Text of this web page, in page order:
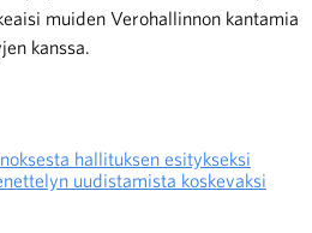
muiden Verohallinnon kantamia
kanssa.
hallituksen esitykseksi
uudistamista koskevaksi